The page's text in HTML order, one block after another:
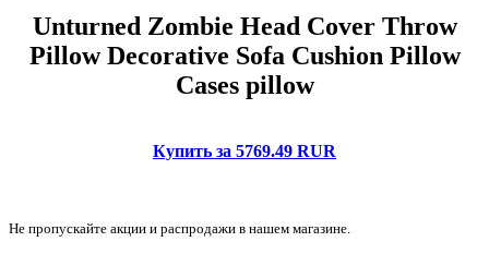
Unturned Zombie Head Cover Throw
Pillow Decorative Sofa Cushion Pillow
Cases pillow
Купить за 5769.49 RUR
Не пропускайте акции и распродажи в нашем магазине.